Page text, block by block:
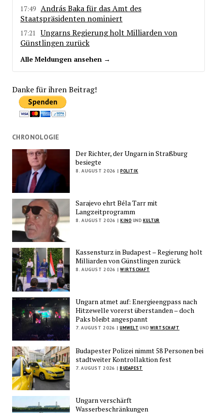
17:49 András Baka für das Amt des
Staatspräsidenten nominiert
17:21
Ungarns Regierung holt Milliarden von
Günstlingen zurück
Alle Meldungen ansehen →
Danke für ihren Beitrag!
CHRONOLOGIE
Der Richter, der Ungarn in Straßburg
besiegte
8. AUGUST 2026 | POLITIK
Sarajevo ehrt Béla Tarr mit
Langzeitprogramm
8. AUGUST 2026 | KINO UND KULTUR
Kassensturz in Budapest – Regierung holt
Milliarden von Günstlingen zurück
8. AUGUST 2026 | WIRTSCHAFT
Ungarn atmet auf: Energieengpass nach
Hitzewelle vorerst überstanden – doch
Paks bleibt angespannt
7. AUGUST 2026 | UMWELT UND WIRTSCHAFT
Budapester Polizei nimmt 58 Personen bei
stadtweiter Kontrollaktion fest
7. AUGUST 2026 | BUDAPEST
Ungarn verschärft
Wasserbeschränkungen